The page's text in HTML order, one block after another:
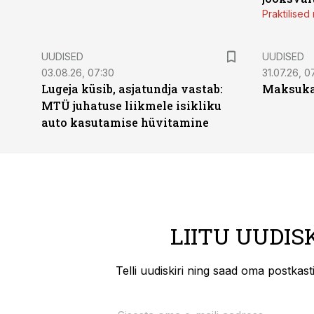
Praktilised
UUDISED
03.08.26, 07:30
Lugeja küsib, asjatundja vastab:
MTÜ juhatuse liikmele isikliku
auto kasutamise hüvitamine
UUDISED
31.07.26,
LIITU
Telli uudiskiri ning saad oma